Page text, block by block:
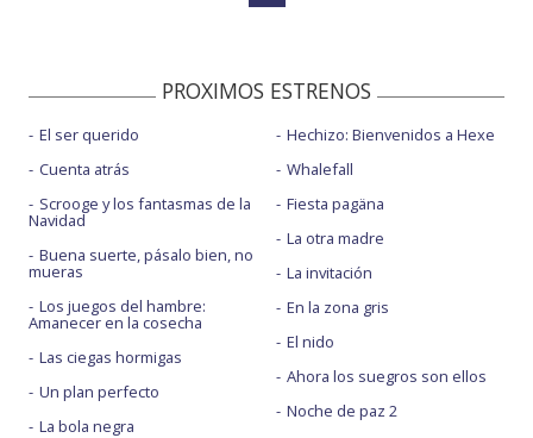
PROXIMOS ESTRENOS
El ser querido
Cuenta atrás
Scrooge y los fantasmas de la
Navidad
Buena suerte, pásalo bien, no
mueras
Los juegos del hambre:
Amanecer en la cosecha
Las ciegas hormigas
Un plan perfecto
La bola negra
Hechizo: Bienvenidos a Hexe
Whalefall
Fiesta pagäna
La otra madre
La invitación
En la zona gris
El nido
Ahora los suegros son ellos
Noche de paz 2